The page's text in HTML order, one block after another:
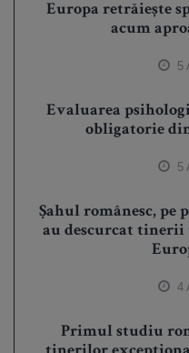
Europa retrăiește
acum
5
Evaluarea
obligatorie
5
Șahul românesc, pe
au descurcat
4
Primul studiu